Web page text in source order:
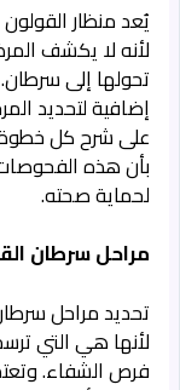
يُعد منظار
لأنه لا يكشف
تحولها إلى
إضافية لتحديد
على شرح كل
بأن هذه الفحوصات
لحماية صحته.
مراحل سرطان
تحديد مراحل
لأنها هي التي
فرص الشفاء.